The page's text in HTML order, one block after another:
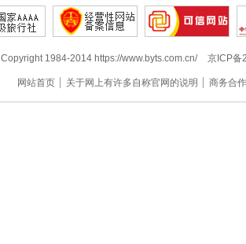
Copyright 1984-2014 https://www.byts.com.cn/ 京ICP备
网站首页 关于网上有许多自称官网的说明 商务合